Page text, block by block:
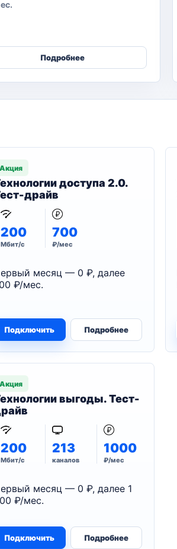
Подробнее
Акция
доступа 2.0.
драйв
200
Мбит/с
700
₽/мес
месяц — 0 ₽, далее
₽/мес.
Подключить Подробнее
Акция
выгоды. Тест-
200
Мбит/с
213
каналов
1000
₽/мес
месяц — 0 ₽, далее 1
₽/мес.
Подключить Подробнее